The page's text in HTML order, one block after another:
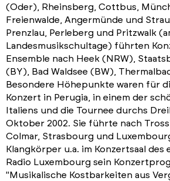
(Oder), Rheinsberg, Cottbus,
Freienwalde, Angermünde und
Prenzlau, Perleberg und Pritzwalk
Landesmusikschultage) führten
Ensemble nach Heek (NRW),
(BY), Bad Waldsee (BW),
Besondere Höhepunkte waren für
Konzert in Perugia, in einem der
Italiens und die Tournee durchs
Oktober 2002. Sie führte nach
Colmar, Strasbourg und
Klangkörper u.a. im Konzertsaal des
Radio Luxembourg sein
"Musikalische Kostbarkeiten aus